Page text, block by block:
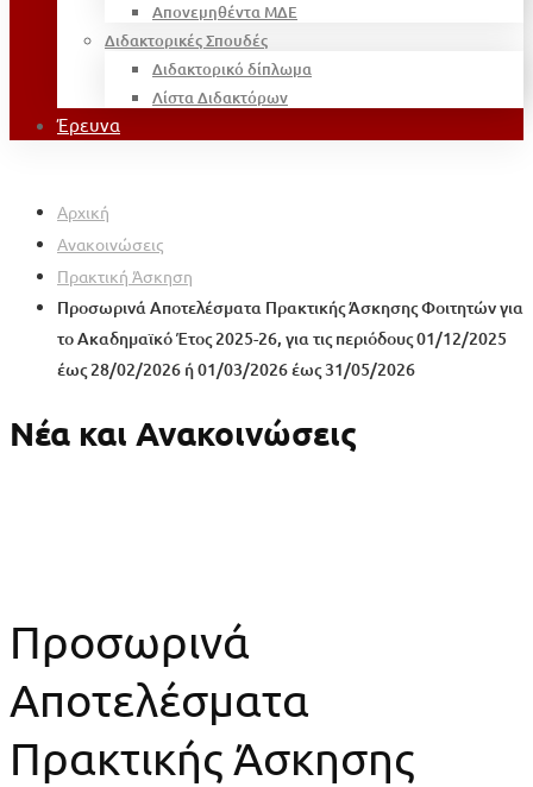
Απονεμηθέντα ΜΔΕ
Διδακτορικές Σπουδές
Διδακτορικό δίπλωμα
Λίστα Διδακτόρων
Έρευνα
Αρχική
Ανακοινώσεις
Πρακτική Άσκηση
Προσωρινά Αποτελέσματα Πρακτικής Άσκησης Φοιτητών για
το Ακαδημαϊκό Έτος 2025-26, για τις περιόδους 01/12/2025
έως 28/02/2026 ή 01/03/2026 έως 31/05/2026
Νέα και Ανακοινώσεις
Προσωρινά
Αποτελέσματα
Πρακτικής Άσκησης